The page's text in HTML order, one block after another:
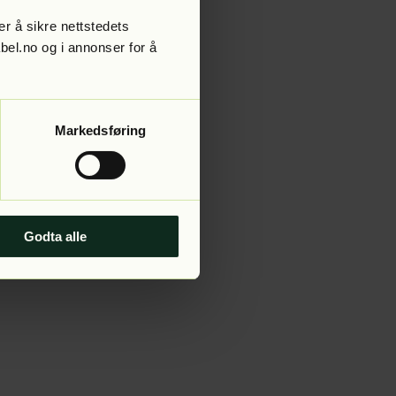
å sikre nettstedets
og i annonser for å
Markedsføring
Godta alle